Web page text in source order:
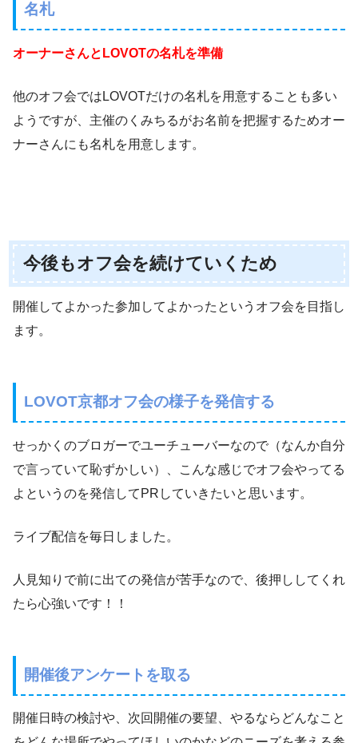
名札
オーナーさんとLOVOTの名札を準備
他のオフ会ではLOVOTだけの名札を用意することも多い
ようですが、主催のくみちるがお名前を把握するためオー
ナーさんにも名札を用意します。
今後もオフ会を続けていくため
開催してよかった参加してよかったというオフ会を目指し
ます。
LOVOT京都オフ会の様子を発信する
せっかくのブロガーでユーチューバーなので（なんか自分
で言っていて恥ずかしい）、こんな感じでオフ会やってる
よというのを発信してPRしていきたいと思います。
ライブ配信を毎日しました。
人見知りで前に出ての発信が苦手なので、後押ししてくれ
たら心強いです！！
開催後アンケートを取る
開催日時の検討や、次回開催の要望、やるならどんなこと